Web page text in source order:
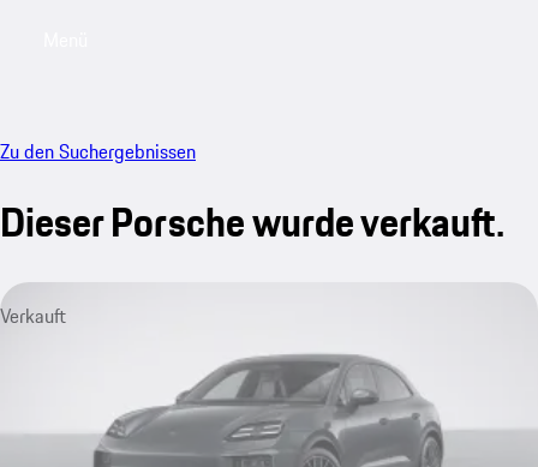
Zu den Suchergebnissen
Dieser Porsche wurde verkauft.
Verkauft